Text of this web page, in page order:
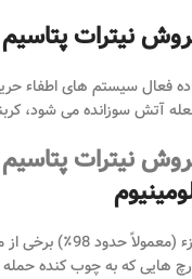
نیترات
فعال سیستم های اطفاء
آتش سوزانده می شود،
نیترات پتاسیم
جزء (معمولاً
هایی که به چوب کنده